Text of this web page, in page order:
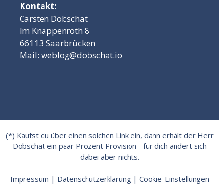
Kontakt:
Carsten Dobschat
Im Knappenroth 8
66113 Saarbrücken
Mail: weblog@dobschat.io
(*) Kaufst du über einen solchen Link ein, dann erhält der Herr
Dobschat ein paar Prozent Provision - für dich ändert sich
dabei aber nichts.
Impressum | Datenschutzerklärung| Cookie-Einstellungen